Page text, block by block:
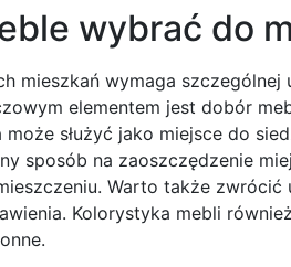
wybrać do
mieszkań wymaga
elementem jest dobór
może służyć jako miejsce do
sposób na zaoszczędzenie
Warto także
Kolorystyka mebli